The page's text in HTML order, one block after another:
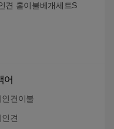
견 홑이불베개세트S
어
인견이불
인견